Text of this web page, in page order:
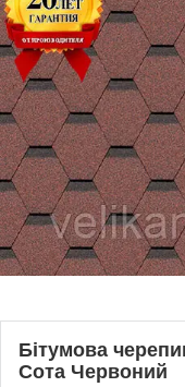
Бітумова
Сота Червоний